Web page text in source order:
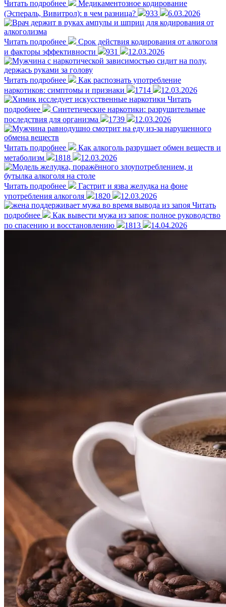
Читать подробнее
Медикаментозное кодирование
(Эспераль, Вивитрол): в чем разница?
933 6.03.2026
Читать подробнее
Срок действия кодирования от алкоголя
и факторы эффективности
931 12.03.2026
Читать подробнее
Как распознать употребление
наркотиков: симптомы и признаки
1714
12.03.2026
Читать
подробнее
Синтетические наркотики: разрушительные
последствия для организма
1739 12.03.2026
Читать подробнее
Как алкоголь разрушает обмен веществ и
метаболизм
1818 12.03.2026
Читать подробнее
Гастрит и язва желудка на фоне
употребления алкоголя
1820
12.03.2026
Читать
подробнее
Как вывести мужа из запоя: полное руководство
по спасению и восстановлению
1813 14.04.2026